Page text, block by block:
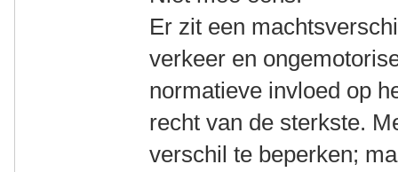
Er zit een
verkeer en
normatieve invloed op
recht van de sterkste.
verschil te beperken;